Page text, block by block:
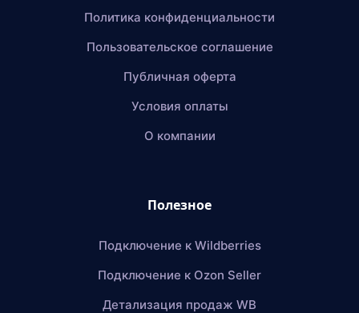
Политика конфиденциальности
Пользовательское соглашение
Публичная оферта
Условия оплаты
О компании
Полезное
Подключение к Wildberries
Подключение к Ozon Seller
Детализация продаж WB